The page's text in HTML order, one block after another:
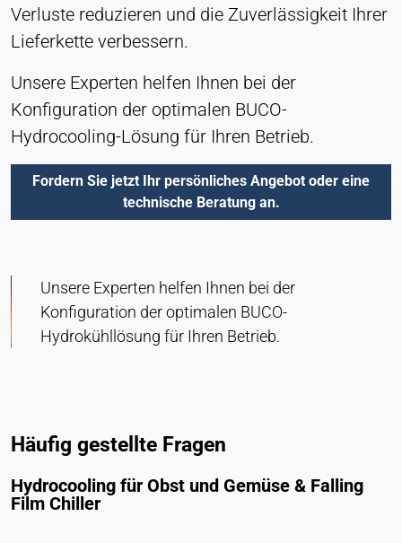
Verluste reduzieren und die Zuverlässigkeit Ihrer
Lieferkette verbessern.
Unsere Experten helfen Ihnen bei der
Konfiguration der optimalen BUCO-
Hydrocooling-Lösung für Ihren Betrieb.
Fordern Sie jetzt Ihr persönliches Angebot oder eine
technische Beratung an.
Unsere Experten helfen Ihnen bei der
Konfiguration der optimalen BUCO-
Hydrokühllösung für Ihren Betrieb.
Häufig gestellte Fragen
Hydrocooling für Obst und Gemüse & Falling
Film Chiller